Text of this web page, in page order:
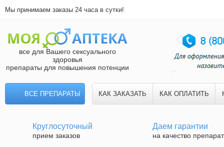
Мы принимаем заказы 24 часа в сутки!
все для Вашего сексуального
здоровья
препараты для повышения потенции
ВСЕ ПРЕПАРАТЫ КАК ЗАКАЗАТЬ КАК ОПЛАТИТЬ
Круглосуточный
прием заказов
Даем гарантии
на качество